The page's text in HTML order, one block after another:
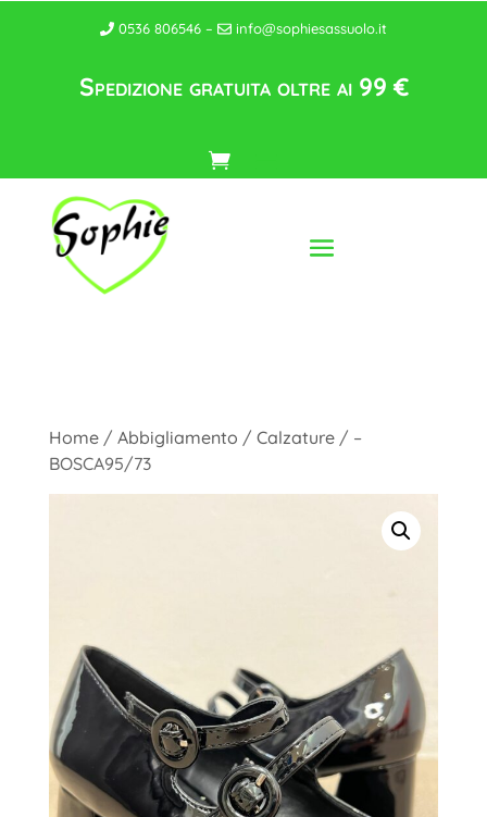
0536 806546 – info@sophiesassuolo.it
Spedizione gratuita oltre ai 99 €
Home/ Abbigliamento / Calzature/ –
BOSCA95/73